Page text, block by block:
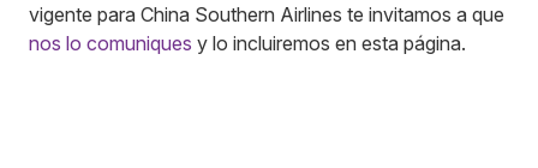
vigente para China Southern Airlines te invitamos a que
nos lo comuniques y lo incluiremos en esta página.